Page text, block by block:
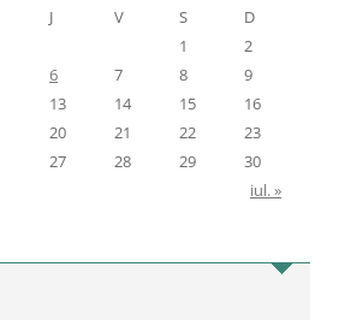
J V S
D
1
2
6 7 8
9
13 14 15
16
20 21 22
23
27 28 29
30
iul. »